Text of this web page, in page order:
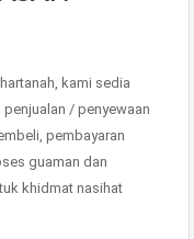
kami sedia
/ penyewaan
pembayaran
guaman dan
khidmat nasihat